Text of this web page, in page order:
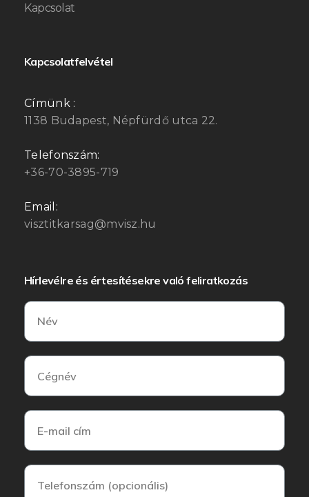
Kapcsolat
Kapcsolatfelvétel
Címünk :
1138 Budapest, Népfürdő utca 22.
Telefonszám:
+36-70-3895-719
Email:
visztitkarsag@mvisz.hu
Hírlevélre és értesítésekre való feliratkozás